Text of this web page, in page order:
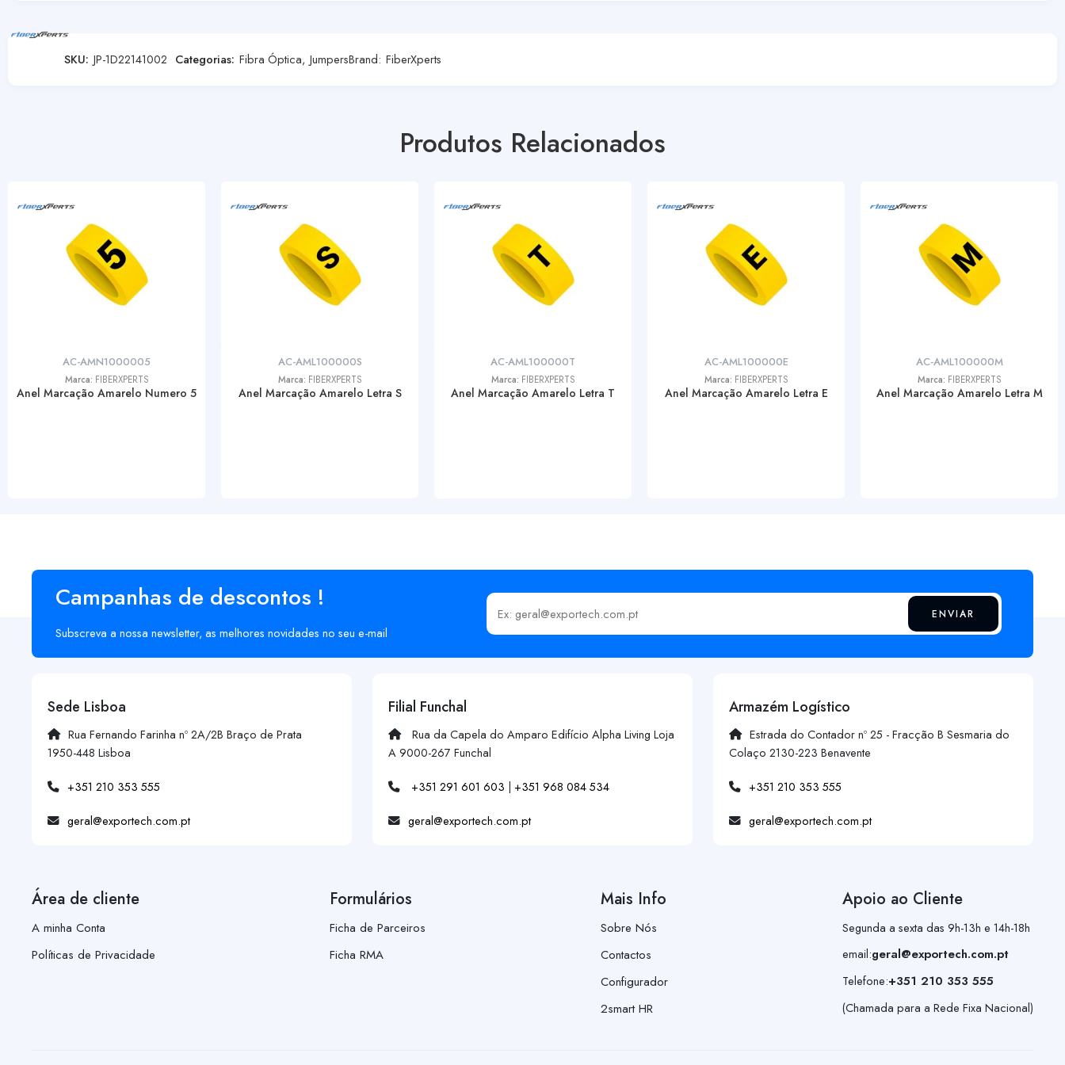
SKU: JP-1D22141002 Categorias: Fibra Óptica, JumpersBrand: FiberXperts
Produtos Relacionados
AC-AMN1000005
Marca: FIBERXPERTS
Anel Marcação Amarelo Numero 5
AC-AML100000S
Marca: FIBERXPERTS
Anel Marcação Amarelo Letra S
AC-AML100000T
Marca: FIBERXPERTS
Anel Marcação Amarelo Letra T
AC-AML100000E
Marca: FIBERXPERTS
Anel Marcação Amarelo Letra E
AC-AML100000M
Marca: FIBERXPERTS
Anel Marcação Amarelo Letra M
Campanhas de descontos !
Subscreva a nossa newsletter, as melhores novidades no seu e-mail
Insira o seu email ENVIAR
Sede Lisboa
Rua Fernando Farinha nº 2A/2B Braço de Prata
1950-448 Lisboa
+351 210 353 555
geral@exportech.com.pt
Filial Funchal
Rua da Capela do Amparo Edifício Alpha Living Loja
A 9000-267 Funchal
+351 291 601 603 | +351 968 084 534
geral@exportech.com.pt
Armazém Logístico
Estrada do Contador nº 25 - Fracção B Sesmaria do
Colaço 2130-223 Benavente
+351 210 353 555
geral@exportech.com.pt
Área de cliente
A minha Conta
Políticas de Privacidade
Formulários
Ficha de Parceiros
Ficha RMA
Mais Info
Sobre Nós
Contactos
Configurador
2smart HR
Apoio ao Cliente
Segunda a sexta das 9h-13h e 14h-18h
email:geral@exportech.com.pt
Telefone:+351 210 353 555
(Chamada para a Rede Fixa Nacional)